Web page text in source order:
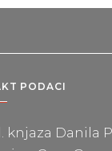
PODACI
knjaza Danila